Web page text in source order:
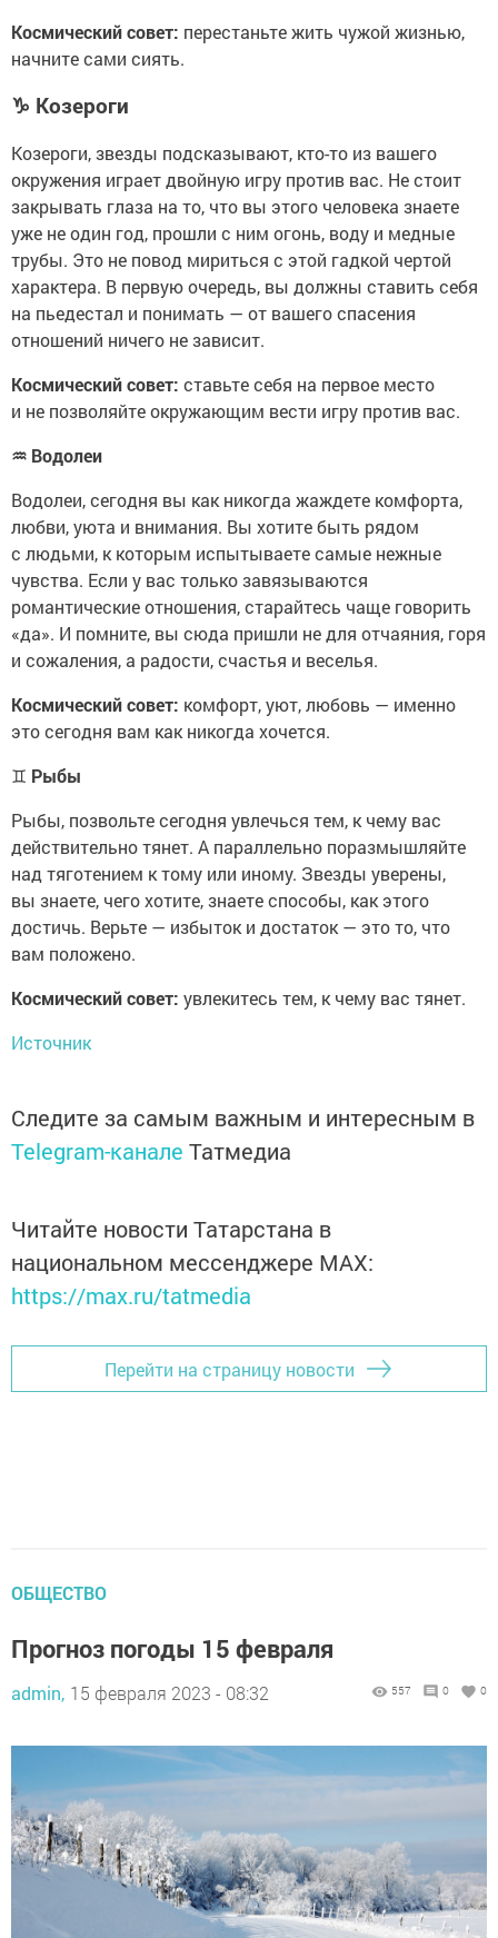
Космический совет: перестаньте жить чужой жизнью,
начните сами сиять.
♑ Козероги
Козероги, звезды подсказывают, кто-то из вашего
окружения играет двойную игру против вас. Не стоит
закрывать глаза на то, что вы этого человека знаете
уже не один год, прошли с ним огонь, воду и медные
трубы. Это не повод мириться с этой гадкой чертой
характера. В первую очередь, вы должны ставить себя
на пьедестал и понимать — от вашего спасения
отношений ничего не зависит.
Космический совет: ставьте себя на первое место
и не позволяйте окружающим вести игру против вас.
♒ Водолеи
Водолеи, сегодня вы как никогда жаждете комфорта,
любви, уюта и внимания. Вы хотите быть рядом
с людьми, к которым испытываете самые нежные
чувства. Если у вас только завязываются
романтические отношения, старайтесь чаще говорить
«да». И помните, вы сюда пришли не для отчаяния, горя
и сожаления, а радости, счастья и веселья.
Космический совет: комфорт, уют, любовь — именно
это сегодня вам как никогда хочется.
♊ Рыбы
Рыбы, позвольте сегодня увлечься тем, к чему вас
действительно тянет. А параллельно поразмышляйте
над тяготением к тому или иному. Звезды уверены,
вы знаете, чего хотите, знаете способы, как этого
достичь. Верьте — избыток и достаток — это то, что
вам положено.
Космический совет: увлекитесь тем, к чему вас тянет.
Источник
Следите за самым важным и интересным в
Telegram-канале Татмедиа
Читайте новости Татарстана в
национальном мессенджере MАХ:
https://max.ru/tatmedia
Перейти на страницу новости
ОБЩЕСТВО
Прогноз погоды 15 февраля
admin, 15 февраля 2023 - 08:32 557 0 0